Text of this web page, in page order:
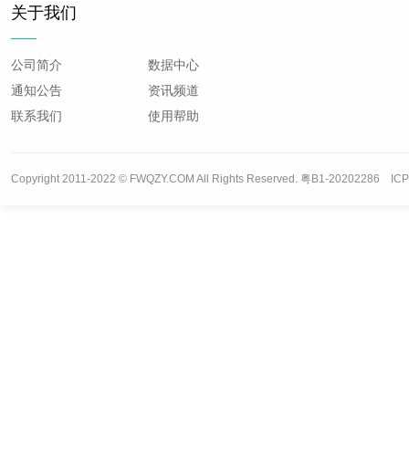
关于我们
公司简介
数据中心
通知公告
资讯频道
联系我们
使用帮助
Copyright 2011-2022 © FWQZY.COM All Rights Reserved. 粤B1-20202286